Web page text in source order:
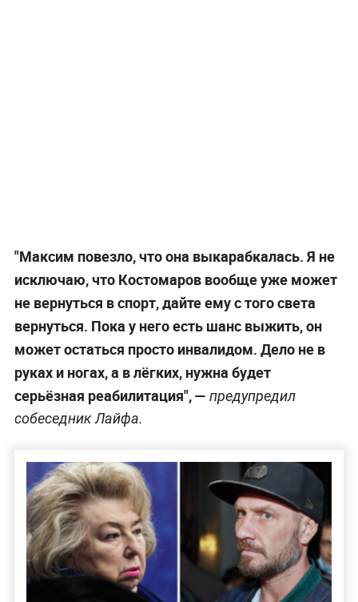
"Максим повезло, что она выкарабкалась. Я не
исключаю, что Костомаров вообще уже может
не вернуться в спорт, дайте ему с того света
вернуться. Пока у него есть шанс выжить, он
может остаться просто инвалидом. Дело не в
руках и ногах, а в лёгких, нужна будет
серьёзная реабилитация", — предупредил
собеседник Лайфа.